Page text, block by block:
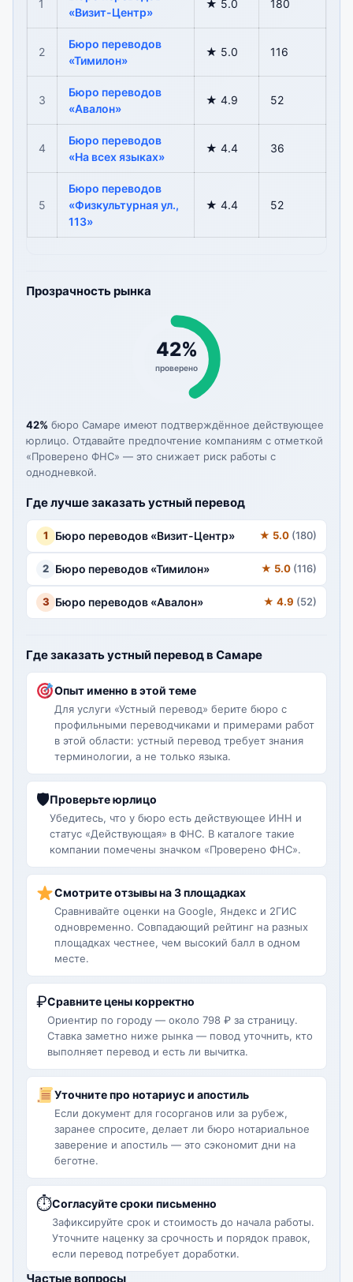
1
«Визит-Центр»
★ 5.0 180
2
Бюро переводов
«Тимилон»
★ 5.0 116
3
Бюро переводов
«Авалон»
★ 4.9 52
4
Бюро переводов
«На всех языках»
★ 4.4 36
5
Бюро переводов
«Физкультурная ул.,
113»
★ 4.4 52
Прозрачность рынка
42%
проверено
42% бюро Самаре имеют подтверждённое действующее
юрлицо. Отдавайте предпочтение компаниям с отметкой
«Проверено ФНС» — это снижает риск работы с
однодневкой.
Где лучше заказать устный перевод
1 Бюро переводов «Визит-Центр» ★ 5.0 (180)
2 Бюро переводов «Тимилон» ★ 5.0 (116)
3 Бюро переводов «Авалон» ★ 4.9 (52)
Где заказать устный перевод в Самаре
Опыт именно в этой теме
Для услуги «Устный перевод» берите бюро с
профильными переводчиками и примерами работ
в этой области: устный перевод требует знания
терминологии, а не только языка.
🛡Проверьте юрлицо
Убедитесь, что у бюро есть действующее ИНН и
статус «Действующая» в ФНС. В каталоге такие
компании помечены значком «Проверено ФНС».
Смотрите отзывы на 3 площадках
Сравнивайте оценки на Google, Яндекс и 2ГИС
одновременно. Совпадающий рейтинг на разных
площадках честнее, чем высокий балл в одном
месте.
₽Сравните цены корректно
Ориентир по городу — около 798 ₽ за страницу.
Ставка заметно ниже рынка — повод уточнить, кто
выполняет перевод и есть ли вычитка.
Уточните про нотариус и апостиль
Если документ для госорганов или за рубеж,
заранее спросите, делает ли бюро нотариальное
заверение и апостиль — это сэкономит дни на
беготне.
⏱Согласуйте сроки письменно
Зафиксируйте срок и стоимость до начала работы.
Уточните наценку за срочность и порядок правок,
если перевод потребует доработки.
Частые вопросы